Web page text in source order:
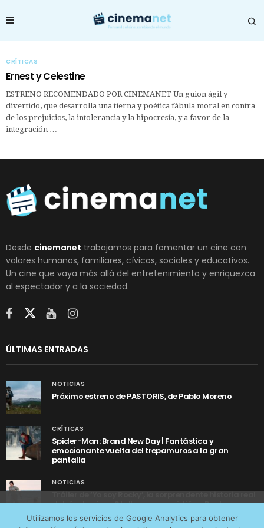
CRÍTICAS
Ernest y Celestine
ESTRENO RECOMENDADO POR CINEMANET Un guion ágil y
divertido, que desarrolla una tierna y poética fábula moral en contra
de los prejuicios, la intolerancia y la hipocresía, y a favor de la
integración …
Desde cinemanet trabajamos para fomentar un cine con
valores humanos, familiares, cívicos, sociales y educativos.
Un cine que vaya más allá del entretenimiento y enriquezca
al espectador y a la sociedad.
ÚLTIMAS ENTRADAS
NOTICIAS
Próximo estreno de PASTORIS, de Pablo Moreno
CRÍTICAS
Spider-Man: Brand New Day | Fantástica y
emocionante vuelta del trepamuros a la gran
pantalla
NOTICIAS
Tráiler de ‘Yo soy Rocky’, la sorprendente historia real
detrás de cómo Stallone se convirtió en Rocky
Utilizamos los servicios de Google Analytics para obtener
tráfico web que recibimos y conocer los servicios que